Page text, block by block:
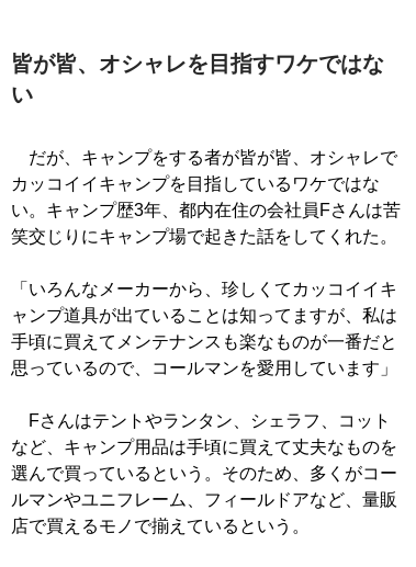
皆が皆、オシャレを目指すワケではな
い
だが、キャンプをする者が皆が皆、オシャレで
カッコイイキャンプを目指しているワケではな
い。キャンプ歴3年、都内在住の会社員Fさんは苦
笑交じりにキャンプ場で起きた話をしてくれた。
「いろんなメーカーから、珍しくてカッコイイキ
ャンプ道具が出ていることは知ってますが、私は
手頃に買えてメンテナンスも楽なものが一番だと
思っているので、コールマンを愛用しています」
Fさんはテントやランタン、シェラフ、コット
など、キャンプ用品は手頃に買えて丈夫なものを
選んで買っているという。そのため、多くがコー
ルマンやユニフレーム、フィールドアなど、量販
店で買えるモノで揃えているという。